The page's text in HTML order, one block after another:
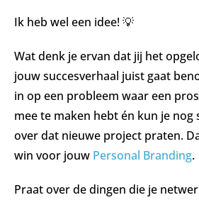
Ik heb wel een idee! 💡
Wat denk je ervan dat jij het
jouw succesverhaal juist gaat
in op een probleem waar een
mee te maken hebt én kun je nog
over dat nieuwe project praten.
win voor jouw Personal Branding.
Praat over de dingen die je